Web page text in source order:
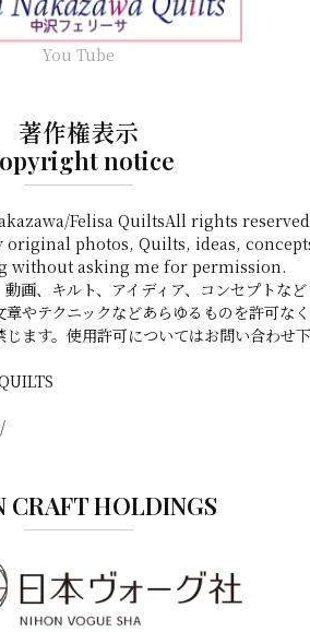
You Tube
著作権表示
notice
Felisa QuiltsAll rights
original photos, Quilts, ideas,
without asking me for permission.
画、キルト、アイディア、コンセプトなど
やテクニックなどあらゆるものを許可なく
ます。使用許可についてはお問い合わせ下
CRAFT HOLDINGS